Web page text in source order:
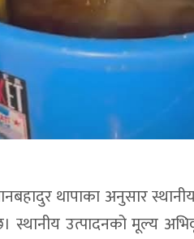
थापाका अनुसार
उत्पादनको मूल्य